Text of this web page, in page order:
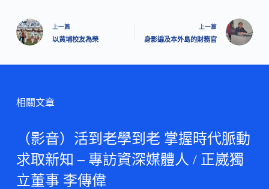
上一篇
以黄埔校友為榮
上一篇
身影遍及本外島的財務官
相關文章
（影音）活到老學到老 掌握時代脈動
求取新知 – 專訪資深媒體人 / 正崴獨
立董事 李傳偉